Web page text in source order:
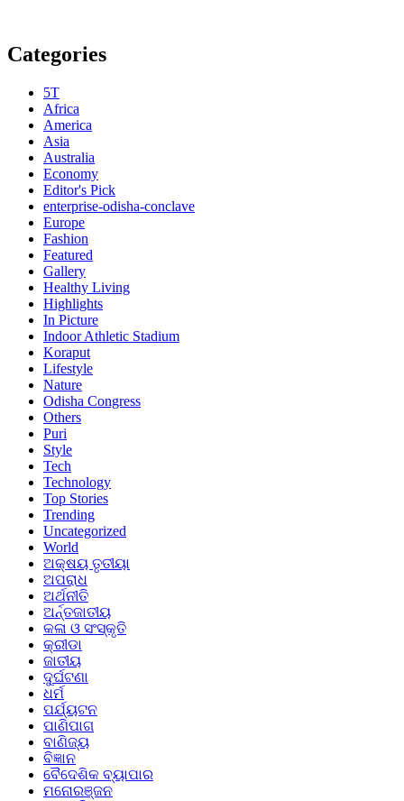
Categories
5T
Africa
America
Asia
Australia
Economy
Editor's Pick
enterprise-odisha-conclave
Europe
Fashion
Featured
Gallery
Healthy Living
Highlights
In Picture
Indoor Athletic Stadium
Koraput
Lifestyle
Nature
Odisha Congress
Others
Puri
Style
Tech
Technology
Top Stories
Trending
Uncategorized
World
ଅକ୍ଷୟ ତୃତୀୟା
ଅପରାଧ
ଅର୍ଥନୀତି
ଅର୍ନ୍ତଜାତୀୟ
କଳା ଓ ସଂସ୍କୃତି
କ୍ରୀଡା
ଜାତୀୟ
ଦୁର୍ଘଟଣା
ଧର୍ମ
ପର୍ଯ୍ୟଟନ
ପାଣିପାଗ
ବାଣିଜ୍ୟ
ବିଜ୍ଞାନ
ବୈଦେଶିକ ବ୍ୟାପାର
ମନୋରଞ୍ଜନ